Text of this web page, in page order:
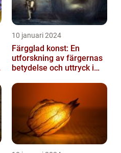
10 januari 2024
Färgglad konst: En
utforskning av färgernas
betydelse och uttryck i